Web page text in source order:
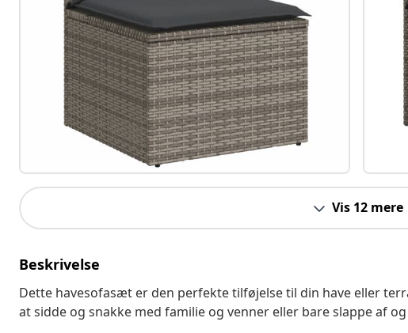
Vis 12 mere
Beskrivelse
Dette havesofasæt er den perfekte tilføjelse til din have eller
at sidde og snakke med familie og venner eller bare slappe af